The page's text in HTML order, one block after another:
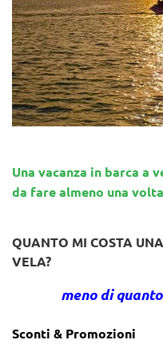
Una vacanza in barca a
da fare almeno una
QUANTO MI COSTA
VELA?
meno di
Sconti & Promozioni